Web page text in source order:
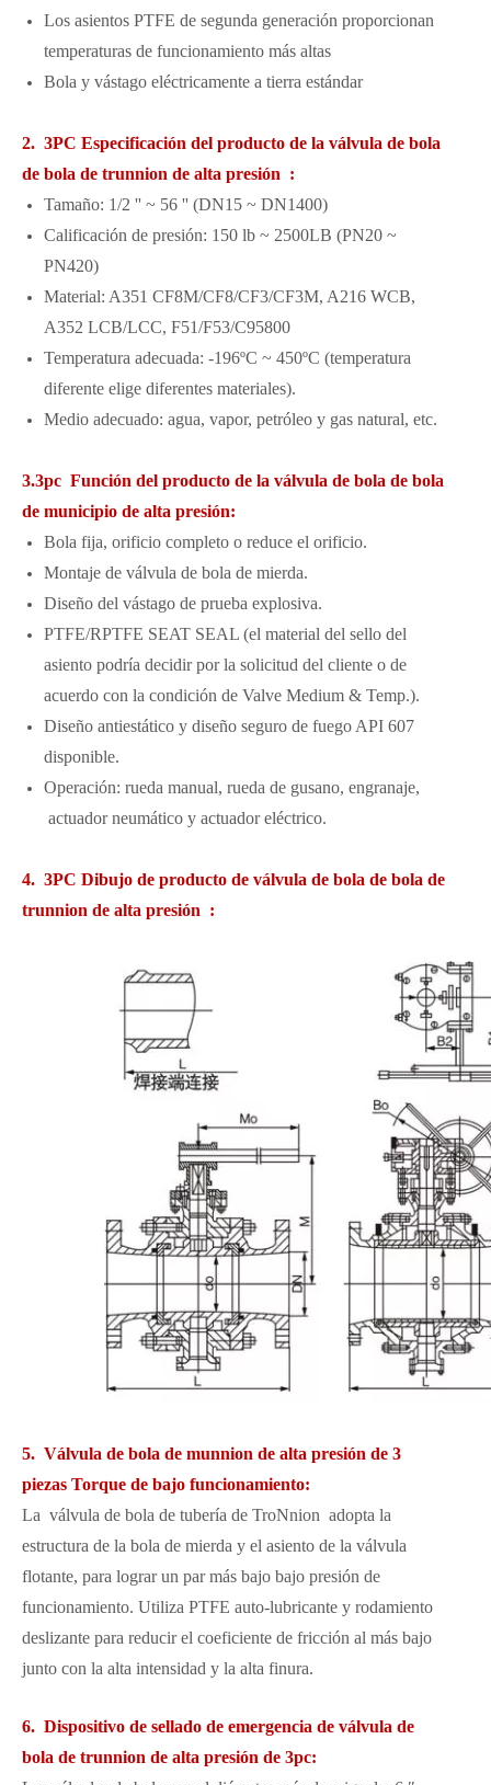
Los asientos PTFE de segunda generación proporcionan
temperaturas de funcionamiento más altas
Bola y vástago eléctricamente a tierra estándar
2. 3PC Especificación del producto de la válvula de bola
de bola de trunnion de alta presión :
Tamaño: 1/2 '' ~ 56 '' (DN15 ~ DN1400)
Calificación de presión: 150 lb ~ 2500LB (PN20 ~
PN420)
Material: A351 CF8M/CF8/CF3/CF3M, A216 WCB,
A352 LCB/LCC, F51/F53/C95800
Temperatura adecuada: -196ºC ~ 450ºC (temperatura
diferente elige diferentes materiales).
Medio adecuado: agua, vapor, petróleo y gas natural, etc.
3.3pc Función del producto de la válvula de bola de bola
de municipio de alta presión:
Bola fija, orificio completo o reduce el orificio.
Montaje de válvula de bola de mierda.
Diseño del vástago de prueba explosiva.
PTFE/RPTFE SEAT SEAL (el material del sello del
asiento podría decidir por la solicitud del cliente o de
acuerdo con la condición de Valve Medium & Temp.).
Diseño antiestático y diseño seguro de fuego API 607 ​​
disponible.
Operación: rueda manual, rueda de gusano, engranaje,
actuador neumático y actuador eléctrico.
4. 3PC Dibujo de producto de válvula de bola de bola de
trunnion de alta presión :
5. Válvula de bola de munnion de alta presión de 3
piezas Torque de bajo funcionamiento:
La válvula de bola de tubería de TroNnion adopta la
estructura de la bola de mierda y el asiento de la válvula
flotante, para lograr un par más bajo bajo presión de
funcionamiento. Utiliza PTFE auto-lubricante y rodamiento
deslizante para reducir el coeficiente de fricción al más bajo
junto con la alta intensidad y la alta finura.
6. Dispositivo de sellado de emergencia de válvula de
bola de trunnion de alta presión de 3pc: